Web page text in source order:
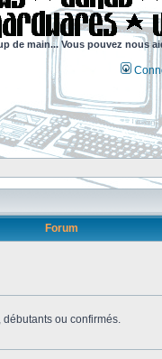
de main... Vous pouvez nous
Forum
ou confirmés.